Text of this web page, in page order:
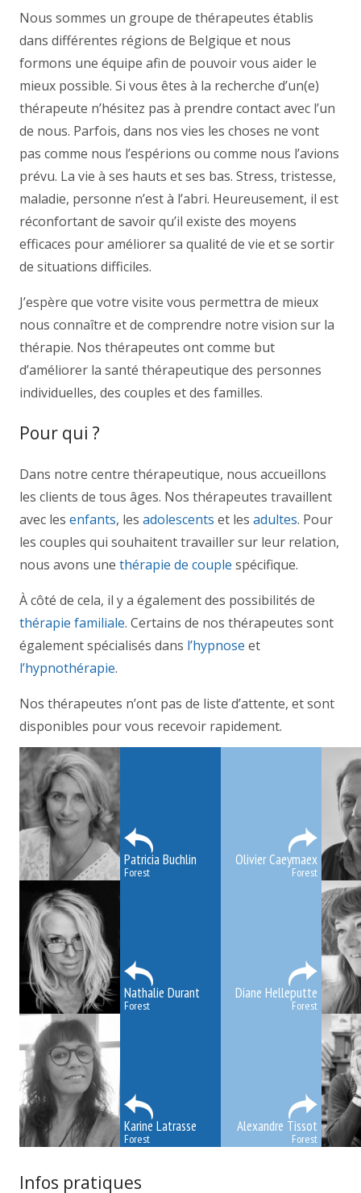
Nous sommes un groupe de thérapeutes établis
dans différentes régions de Belgique et nous
formons une équipe afin de pouvoir vous aider le
mieux possible. Si vous êtes à la recherche d’un(e)
thérapeute n’hésitez pas à prendre contact avec l’un
de nous. Parfois, dans nos vies les choses ne vont
pas comme nous l’espérions ou comme nous l’avions
prévu. La vie à ses hauts et ses bas. Stress, tristesse,
maladie, personne n’est à l’abri. Heureusement, il est
réconfortant de savoir qu’il existe des moyens
efficaces pour améliorer sa qualité de vie et se sortir
de situations difficiles.
J’espère que votre visite vous permettra de mieux
nous connaître et de comprendre notre vision sur la
thérapie. Nos thérapeutes ont comme but
d’améliorer la santé thérapeutique des personnes
individuelles, des couples et des familles.
Pour qui ?
Dans notre centre thérapeutique, nous accueillons
les clients de tous âges. Nos thérapeutes travaillent
avec les enfants, les adolescents et les adultes. Pour
les couples qui souhaitent travailler sur leur relation,
nous avons une thérapie de couple spécifique.
À côté de cela, il y a également des possibilités de
thérapie familiale. Certains de nos thérapeutes sont
également spécialisés dans l’hypnose et
l’hypnothérapie.
Nos thérapeutes n’ont pas de liste d’attente, et sont
disponibles pour vous recevoir rapidement.
Patricia Buchlin
Forest
Olivier Caeymaex
Forest
Nathalie Durant
Forest
Diane Helleputte
Forest
Karine Latrasse
Forest
Alexandre Tissot
Forest
Infos pratiques